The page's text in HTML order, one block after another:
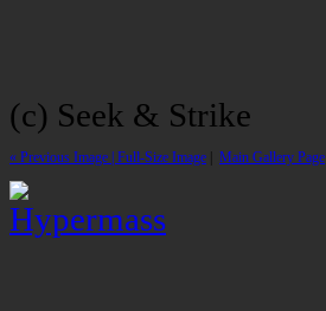
(c) Seek & Strike
« Previous Image | Full-Size Image Main Gallery Page